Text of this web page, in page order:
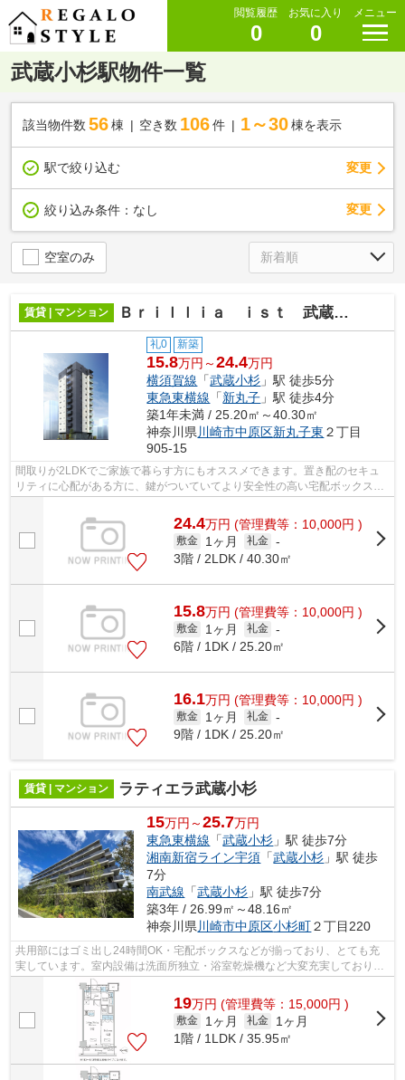
閲覧履歴
0
お気に入り
0
メニュー
武蔵小杉駅物件一覧
該当物件数 56棟 空き数 106 件 1～30 棟を表示
駅で絞り込む 変更
絞り込み条件： なし 変更
空室のみ
賃貸 | マンション Ｂｒｉｌｌｉａ ｉｓｔ 武蔵小杉
礼0 新築
15.8万円～24.4万円
横須賀線 「武蔵小杉 」駅 徒歩5分
東急東横線 「新丸子 」駅 徒歩4分
築1年未満 / 25.20㎡～40.30㎡
神奈川県川崎市中原区新丸子東 ２丁目
905-15
間取りが2LDKでご家族で暮らす方にもオススメできます。置き配のセキュ
リティに心配がある方に、鍵がついていてより安全性の高い宅配ボックスが
24.4万円 (管理費等：10,000円 )
敷金 1ヶ月 礼金 -
3階 / 2LDK / 40.30㎡
15.8万円 (管理費等：10,000円 )
敷金 1ヶ月 礼金 -
6階 / 1DK / 25.20㎡
16.1万円 (管理費等：10,000円 )
敷金 1ヶ月 礼金 -
9階 / 1DK / 25.20㎡
賃貸 | マンション ラティエラ武蔵小杉
15万円～25.7万円
東急東横線 「武蔵小杉 」駅 徒歩7分
湘南新宿ライン宇須 「武蔵小杉 」駅 徒歩
7分
南武線 「武蔵小杉 」駅 徒歩7分
築3年 / 26.99㎡～48.16㎡
神奈川県 川崎市中原区小杉町２丁目220
共用部にはゴミ出し24時間OK・宅配ボックスなどが揃っており、とても充
実しています。室内設備は洗面所独立・浴室乾燥機など大変充実しておりま
す。駅から徒歩7分の物件なら、駅前のお...
19万円 (管理費等：15,000円 )
敷金 1ヶ月 礼金
1ヶ月
1階 / 1LDK / 35.95㎡